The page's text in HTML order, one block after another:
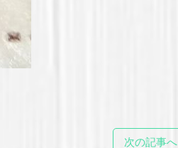
次の記事へ